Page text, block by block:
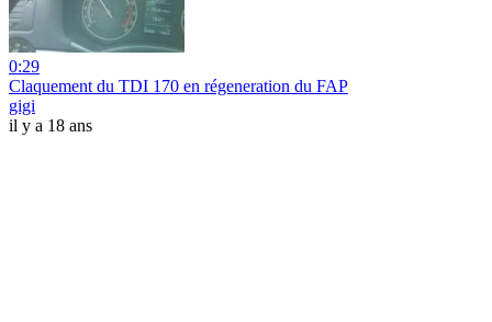
0:29
Claquement du TDI 170 en régeneration du FAP
gigi
il y a 18 ans